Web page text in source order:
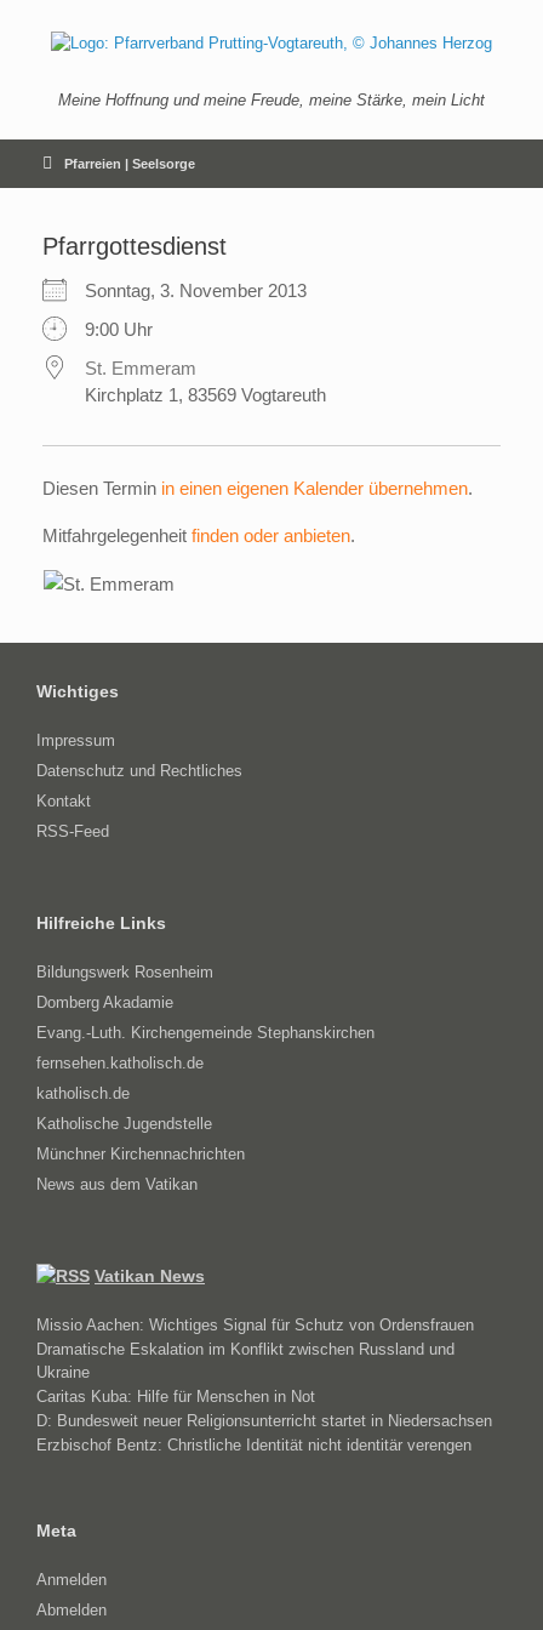
springen
Meine Hoffnung und meine Freude, meine Stärke, mein Licht
Pfarreien | Seelsorge
Pfarrgottesdienst
Sonntag, 3. November 2013
9:00 Uhr
St. Emmeram
Kirchplatz 1, 83569 Vogtareuth
Diesen Termin in einen eigenen Kalender übernehmen.
Mitfahrgelegenheit finden oder anbieten.
Wichtiges
Impressum
Datenschutz und Rechtliches
Kontakt
RSS-Feed
Hilfreiche Links
Bildungswerk Rosenheim
Domberg Akadamie
Evang.-Luth. Kirchengemeinde Stephanskirchen
fernsehen.katholisch.de
katholisch.de
Katholische Jugendstelle
Münchner Kirchennachrichten
News aus dem Vatikan
Vatikan News
Missio Aachen: Wichtiges Signal für Schutz von Ordensfrauen
Dramatische Eskalation im Konflikt zwischen Russland und
Ukraine
Caritas Kuba: Hilfe für Menschen in Not
D: Bundesweit neuer Religionsunterricht startet in Niedersachsen
Erzbischof Bentz: Christliche Identität nicht identitär verengen
Meta
Anmelden
Abmelden